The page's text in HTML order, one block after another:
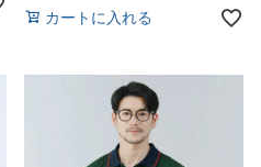
カートに入れる